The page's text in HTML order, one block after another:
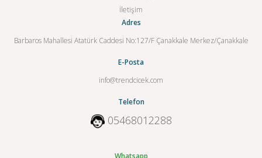
İletişim
Adres
Barbaros Mahallesi Atatürk Caddesi No:127/F Çanakkale Merkez/Çanakkale
E-Posta
info@trendcicek.com
Telefon
05468012288
Whatsapp